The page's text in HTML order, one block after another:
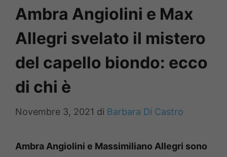
Ambra Angiolini e Max
Allegri svelato il mistero
del capello biondo: ecco
di chi è
Novembre 3, 2021 di Barbara Di Castro
Ambra Angiolini e Massimiliano Allegri sono